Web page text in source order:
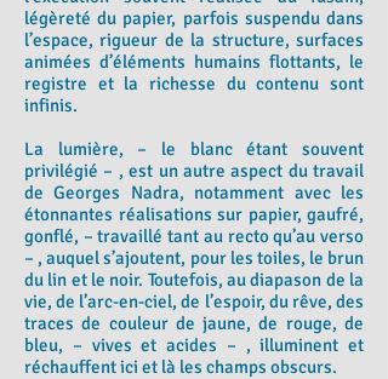
légèreté du papier, parfois suspendu dans
l’espace, rigueur de la structure, surfaces
animées d’éléments humains flottants, le
registre et la richesse du contenu sont
infinis.
La lumière, – le blanc étant souvent
privilégié – , est un autre aspect du travail
de Georges Nadra, notamment avec les
étonnantes réalisations sur papier, gaufré,
gonflé, – travaillé tant au recto qu’au verso
– , auquel s’ajoutent, pour les toiles, le brun
du lin et le noir. Toutefois, au diapason de la
vie, de l’arc-en-ciel, de l’espoir, du rêve, des
traces de couleur de jaune, de rouge, de
bleu, – vives et acides – , illuminent et
réchauffent ici et là les champs obscurs.